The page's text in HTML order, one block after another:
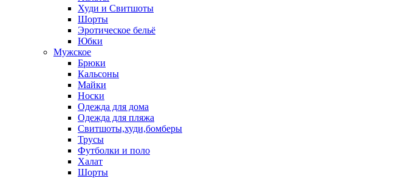
Худи и Свитшоты
Шорты
Эротическое бельё
Юбки
Мужское
Брюки
Кальсоны
Майки
Носки
Одежда для дома
Одежда для пляжа
Свитшоты,худи,бомберы
Трусы
Футболки и поло
Халат
Шорты